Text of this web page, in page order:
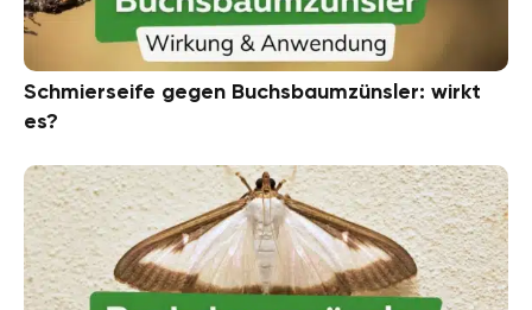
Schmierseife gegen Buchsbaumzünsler: wirkt
es?